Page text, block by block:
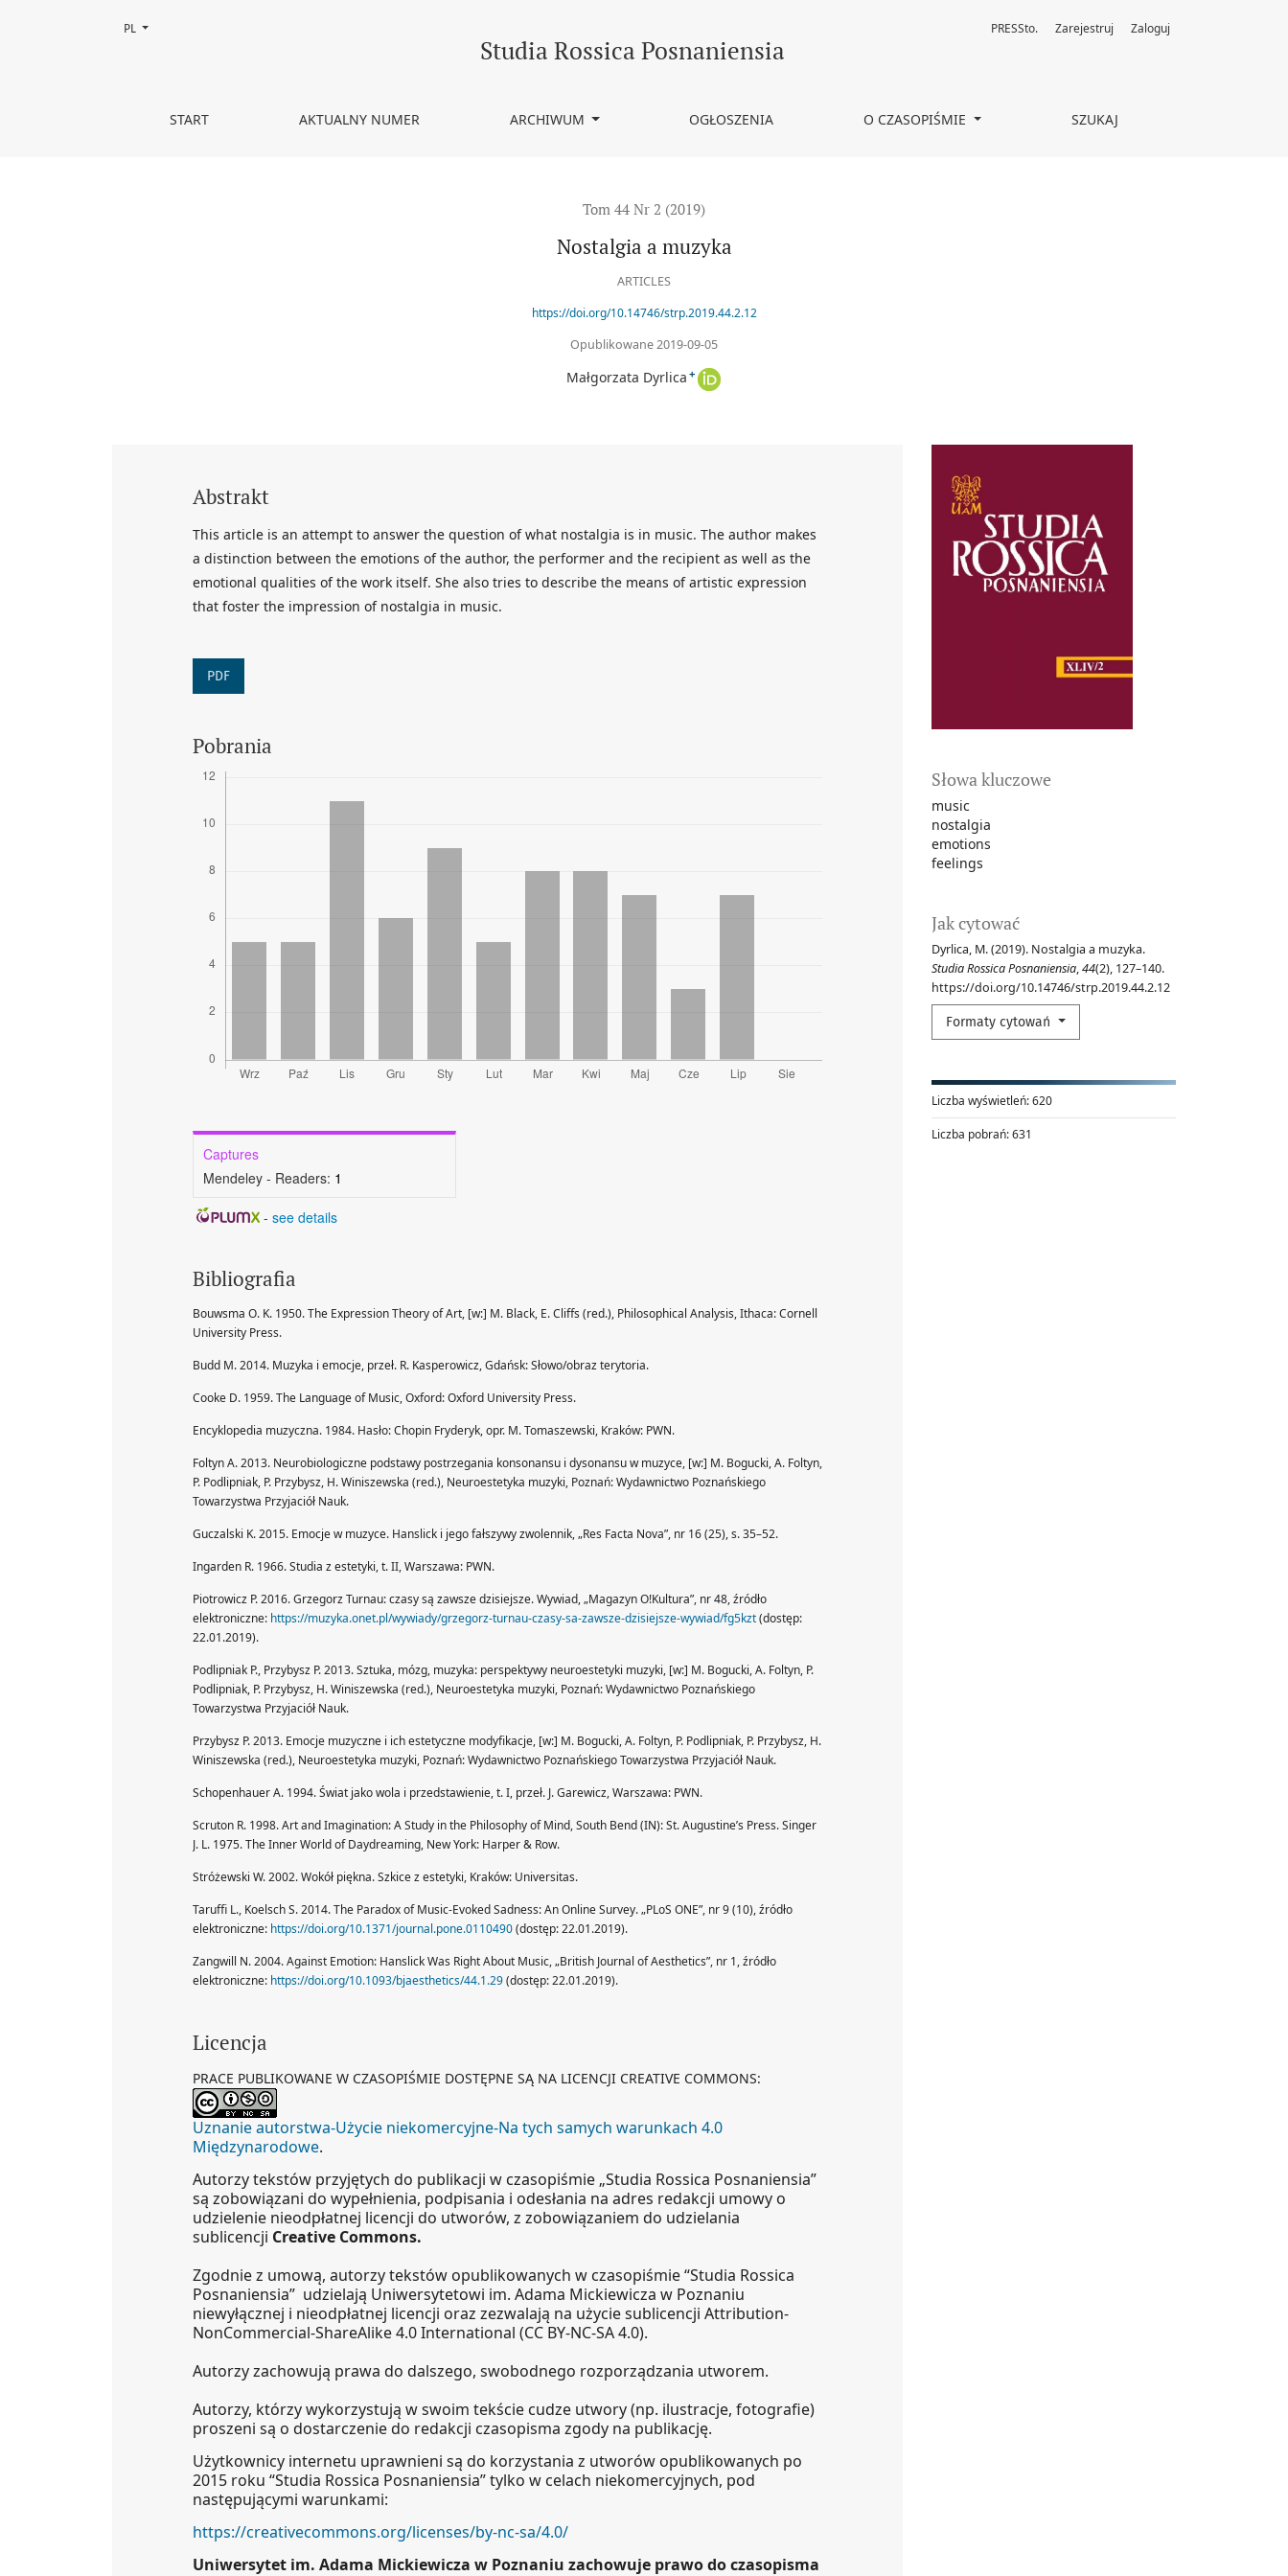
Nostalgia a muzyka Studia Rossica Posnaniensia
START AKTUALNY NUMER ARCHIWUM OGŁOSZENIA O CZASOPIŚMIE SZUKAJ
PRESSto. Zarejestruj Zaloguj
Zmień język, obecnie wybrany to:
PL
Tom 44 Nr 2 (2019)
Nostalgia a muzyka
ARTICLES
https://doi.org/10.14746/strp.2019.44.2.12
Opublikowane 2019-09-05
Małgorzata Dyrlica +
Słowa kluczowe
music
nostalgia
emotions
feelings
Jak cytować
Dyrlica, M. (2019). Nostalgia a muzyka.
Studia Rossica Posnaniensia,44(2), 127–140.
https://doi.org/10.14746/strp.2019.44.2.12
Formaty cytowań
Liczba wyświetleń:620
Liczba pobrań:631
Abstrakt
This article is an attempt to answer the question of what nostalgia is in music. The author makes
a distinction between the emotions of the author, the performer and the recipient as well as the
emotional qualities of the work itself. She also tries to describe the means of artistic expression
that foster the impression of nostalgia in music.
PDF
Pobrania
Captures
Mendeley - Readers: 1
- see details
Bibliografia
Bouwsma O. K. 1950. The Expression Theory of Art, [w:] M. Black, E. Cliffs (red.), Philosophical Analysis, Ithaca: Cornell
University Press.
Budd M. 2014. Muzyka i emocje, przeł. R. Kasperowicz, Gdańsk: Słowo/obraz terytoria.
Cooke D. 1959. The Language of Music, Oxford: Oxford University Press.
Encyklopedia muzyczna. 1984. Hasło: Chopin Fryderyk, opr. M. Tomaszewski, Kraków: PWN.
Foltyn A. 2013. Neurobiologiczne podstawy postrzegania konsonansu i dysonansu w muzyce, [w:] M. Bogucki, A. Foltyn,
P. Podlipniak, P. Przybysz, H. Winiszewska (red.), Neuroestetyka muzyki, Poznań: Wydawnictwo Poznańskiego
Towarzystwa Przyjaciół Nauk.
Guczalski K. 2015. Emocje w muzyce. Hanslick i jego fałszywy zwolennik, „Res Facta Nova”, nr 16 (25), s. 35–52.
Ingarden R. 1966. Studia z estetyki, t. II, Warszawa: PWN.
Piotrowicz P. 2016. Grzegorz Turnau: czasy są zawsze dzisiejsze. Wywiad, „Magazyn O!Kultura”, nr 48, źródło
elektroniczne: https://muzyka.onet.pl/wywiady/grzegorz-turnau-czasy-sa-zawsze-dzisiejsze-wywiad/fg5kzt(dostęp:
22.01.2019).
Podlipniak P., Przybysz P. 2013. Sztuka, mózg, muzyka: perspektywy neuroestetyki muzyki, [w:] M. Bogucki, A. Foltyn, P.
Podlipniak, P. Przybysz, H. Winiszewska (red.), Neuroestetyka muzyki, Poznań: Wydawnictwo Poznańskiego
Towarzystwa Przyjaciół Nauk.
Przybysz P. 2013. Emocje muzyczne i ich estetyczne modyfikacje, [w:] M. Bogucki, A. Foltyn, P. Podlipniak, P. Przybysz, H.
Winiszewska (red.), Neuroestetyka muzyki, Poznań: Wydawnictwo Poznańskiego Towarzystwa Przyjaciół Nauk.
Schopenhauer A. 1994. Świat jako wola i przedstawienie, t. I, przeł. J. Garewicz, Warszawa: PWN.
Scruton R. 1998. Art and Imagination: A Study in the Philosophy of Mind, South Bend (IN): St. Augustine’s Press. Singer
J. L. 1975. The Inner World of Daydreaming, New York: Harper & Row.
Stróżewski W. 2002. Wokół piękna. Szkice z estetyki, Kraków: Universitas.
Taruffi L., Koelsch S. 2014. The Paradox of Music-Evoked Sadness: An Online Survey. „PLoS ONE”, nr 9 (10), źródło
elektroniczne: https://doi.org/10.1371/journal.pone.0110490(dostęp: 22.01.2019).
Zangwill N. 2004. Against Emotion: Hanslick Was Right About Music, „British Journal of Aesthetics”, nr 1, źródło
elektroniczne: https://doi.org/10.1093/bjaesthetics/44.1.29(dostęp: 22.01.2019).
Licencja
PRACE PUBLIKOWANE W CZASOPIŚMIE DOSTĘPNE SĄ NA LICENCJI CREATIVE COMMONS:
Uznanie autorstwa-Użycie niekomercyjne-Na tych samych warunkach 4.0
Międzynarodowe.
Autorzy tekstów przyjętych do publikacji w czasopiśmie „Studia Rossica Posnaniensia”
są zobowiązani do wypełnienia, podpisania i odesłania na adres redakcji umowy o
udzielenie nieodpłatnej licencji do utworów, z zobowiązaniem do udzielania
sublicencji Creative Commons.
Zgodnie z umową, autorzy tekstów opublikowanych w czasopiśmie “Studia Rossica
Posnaniensia” udzielają Uniwersytetowi im. Adama Mickiewicza w Poznaniu
niewyłącznej i nieodpłatnej licencji oraz zezwalają na użycie sublicencji Attribution-
NonCommercial-ShareAlike 4.0 International (CC BY-NC-SA 4.0).
Autorzy zachowują prawa do dalszego, swobodnego rozporządzania utworem.
Autorzy, którzy wykorzystują w swoim tekście cudze utwory (np. ilustracje, fotografie)
proszeni są o dostarczenie do redakcji czasopisma zgody na publikację.
Użytkownicy internetu uprawnieni są do korzystania z utworów opublikowanych po
2015 roku “Studia Rossica Posnaniensia” tylko w celach niekomercyjnych, pod
następującymi warunkami:
https://creativecommons.org/licenses/by-nc-sa/4.0/
Uniwersytet im. Adama Mickiewicza w Poznaniu zachowuje prawo do czasopisma